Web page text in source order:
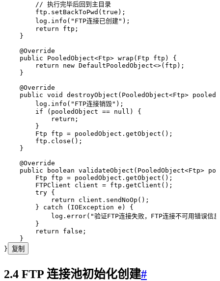
        // 执行完毕后回到主目录
        ftp
. setBackToPwd ( true ) ;
        log
. info ( " FTP连接已创建" ) ;
        return
ftp;
    }
    @
Override
    public
PooledObject<Ftp> wrap ( Ftp ftp )
{
        return
new DefaultPooledObject<>(ftp);
    }
    @
Override
    public
void destroyObject ( PooledObject<Ftp>
        log
. info ( " FTP连接销毁" ) ;
        if
(pooledObject == null ) {
            return
;
        }
        Ftp
ftp = pooledObject . getObject () ;
        ftp
. close () ;
    }
    @
Override
    public
boolean validateObject ( PooledObject<Ftp>
        Ftp
ftp = pooledObject . getObject () ;
        FTPClient
client = ftp . getClient () ;
        try
{
            return
client . sendNoOp () ;
        }
catch ( IOException e )
{
            log
. error( "验证FTP连接失败，FTP连接不可用错误信
        }
        return
false ;
    }
} 复制
2.4 FTP 连接池初始化创建#